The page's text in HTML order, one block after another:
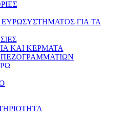
ΓΙΑ ΤΑ
ΚΑΙ ΚΕΡΜΑΤΑ